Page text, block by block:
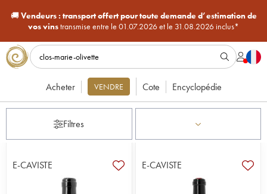
🚚Vendeurs : transport offert pour toute demande d’estimation de
vos vinstransmise entre le 01.07.2026 et le 31.08.2026 inclus*
Acheter VENDRE Cote Encyclopédie
Filtres
E-CAVISTE E-CAVISTE